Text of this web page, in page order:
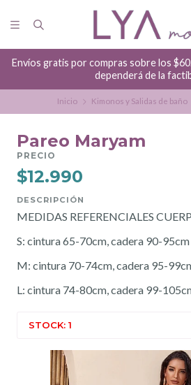
Envíos gratis por compras sobre los
dependerá de la
Inicio Kimonos y Salidas de baño
Pareo Maryam
PRECIO
$12.990
DESCRIPCIÓN
MEDIDAS REFERENCIALES
S: cintura 65-70cm, cadera 90-95cm
M: cintura 70-74cm, cadera 95-
L: cintura 74-80cm, cadera 99-
STOCK: 1